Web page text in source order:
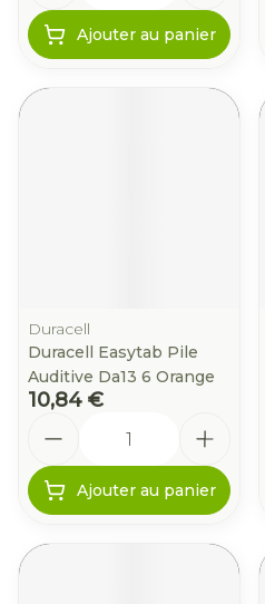
Ajouter au panier
Duracell
Duracell Easytab Pile
Auditive Da13 6 Orange
10,84 €
Ajouter au panier